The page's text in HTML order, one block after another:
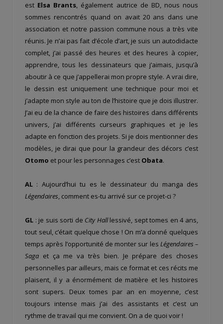
est Elsa Brants, également autrice de BD, nous nous
sommes rencontrés quand on avait 20 ans dans une
association et notre passion commune nous a très vite
réunis. Je n’ai pas fait d’école d’art, je suis un autodidacte
complet, j’ai passé des heures et des heures à copier,
apprendre, tous les dessinateurs que j’aimais, jusqu’à
aboutir à ce que j’appellerai mon propre style. A vrai dire,
le dessin est uniquement une technique pour moi et
j’adapte mon style au ton de l’histoire que je dois illustrer.
J’ai eu de la chance de faire des histoires dans différents
univers, j’ai différents curseurs graphiques et je les
adapte en fonction des projets. Si je dois mentionner des
modèles, je dirai que pour la grandeur des décors c’est
Otomo et pour les personnages c’est Obata.
AL : Aujourd’hui tu es le dessinateur du manga des
Légendaires, comment es-tu arrivé sur ce projet-ci ?
GL : je suis sorti de City Halllessivé, sept tomes en 4 ans,
tout seul, c’était quelque chose ! On m’a donné quelques
temps après l’opportunité de monter sur les Légendaires –
Saga et ça me va très bien. Je prépare des choses
personnelles par ailleurs, mais ce format et ces récits me
plaisent, il y a énormément de matière et les histoires
sont supers. Deux tomes par an en moyenne, c’est
toujours intense mais j’ai des assistants et c’est un
rythme de travail qui me convient. On a de quoi voir !